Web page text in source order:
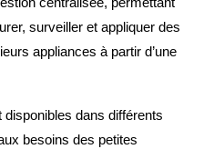
surveiller et appliquer des
appliances à partir d’une
dans différents
besoins des petites